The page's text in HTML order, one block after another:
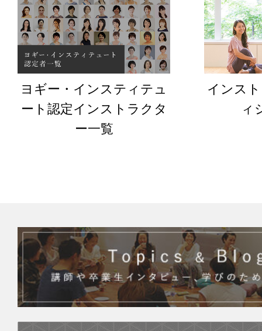
ヨギー・インスティテュ
ート認定インストラクタ
ー一覧
インス
ィ